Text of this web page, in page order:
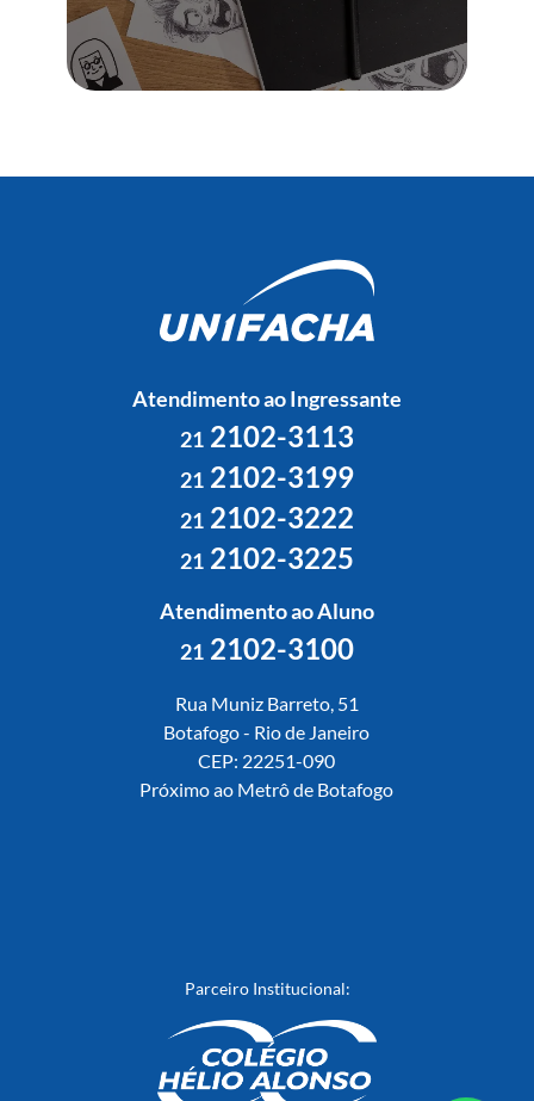
Atendimento ao Ingressante
212102-3113
212102-3199
212102-3222
212102-3225
Atendimento ao Aluno
212102-3100
Rua Muniz Barreto, 51
Botafogo - Rio de Janeiro
CEP: 22251-090
Próximo ao Metrô de Botafogo
Parceiro Institucional: